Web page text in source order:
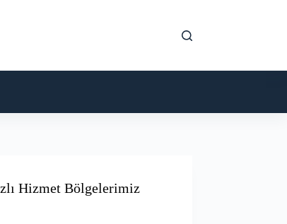
Hizmet Bölgelerimiz